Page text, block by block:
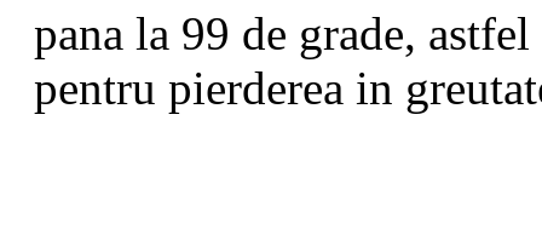
pana la 99 de grade,
pentru pierderea in